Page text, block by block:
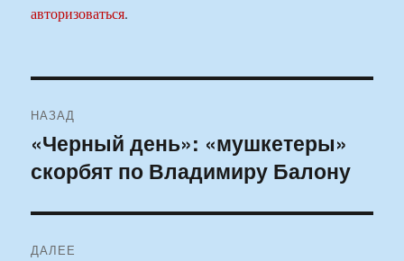
авторизоваться.
по
записям
НАЗАД
Предыдущая
запись:
«Черный день»: «мушкетеры»
скорбят по Владимиру Балону
ДАЛЕЕ